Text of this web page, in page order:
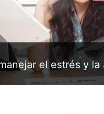
el estrés y la